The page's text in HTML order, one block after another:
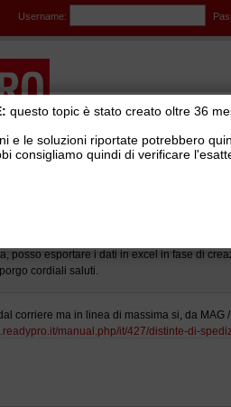
Username:
GRATUITO>Gestionale Ready Pro>Logistica,
posso esportare i dati in excel in fase di
cordiali saluti.
corriere ma in linea di massima si, da MAG /
manual.php/it/427/distinte-di-
questo topic è stato creato oltre 36
e le soluzioni riportate potrebbero
consigliamo quindi di verificare